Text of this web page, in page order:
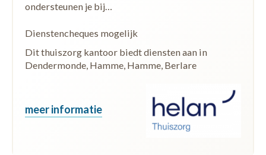
ondersteunen je bij…
Dienstencheques mogelijk
Dit thuiszorg kantoor biedt diensten aan in
Dendermonde, Hamme, Hamme, Berlare
meer informatie